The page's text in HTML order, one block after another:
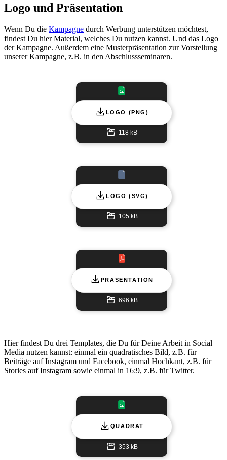
Logo und Präsentation
Wenn Du die Kampagne durch Werbung unterstützen möchtest,
findest Du hier Material, welches Du nutzen kannst. Und das Logo
der Kampagne. Außerdem eine Musterpräsentation zur Vorstellung
unserer Kampagne, z.B. in den Abschlussseminaren.
LOGO (PNG)
118 kB
LOGO (SVG)
105 kB
PRÄSENTATION
696 kB
Hier findest Du drei Templates, die Du für Deine Arbeit in Social
Media nutzen kannst: einmal ein quadratisches Bild, z.B. für
Beiträge auf Instagram und Facebook, einmal Hochkant, z.B. für
Stories auf Instagram sowie einmal in 16:9, z.B. für Twitter.
QUADRAT
353 kB